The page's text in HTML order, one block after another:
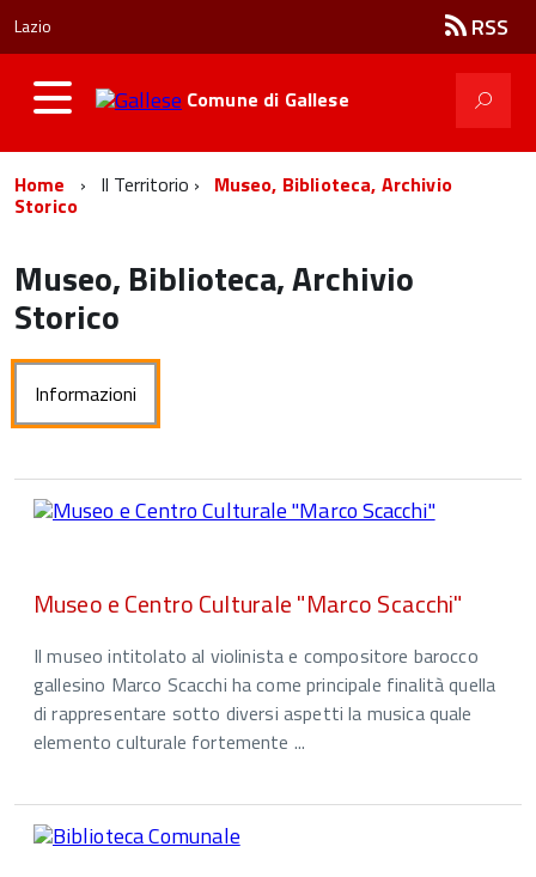
Lazio RSS
Comune di Gallese
Home Il Territorio Museo, Biblioteca, Archivio
Storico
Museo, Biblioteca, Archivio
Storico
Informazioni
Museo e Centro Culturale "Marco Scacchi"
Il museo intitolato al violinista e compositore barocco
gallesino Marco Scacchi ha come principale finalità quella
di rappresentare sotto diversi aspetti la musica quale
elemento culturale fortemente ...